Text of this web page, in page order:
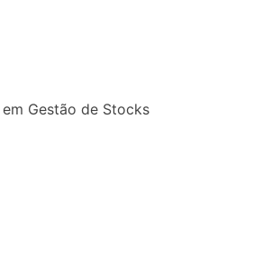
Gestão de Stocks